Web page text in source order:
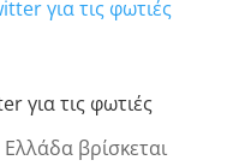
για τις φωτιές
βρίσκεται